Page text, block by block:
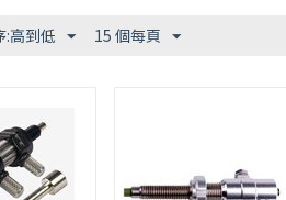
:高到低 15 個每頁